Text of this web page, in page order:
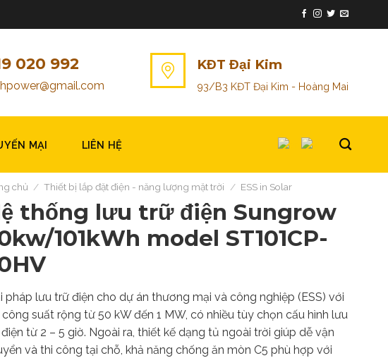
020 992 KĐT Đại Kim
93/B3 KĐT Đại Kim - Hoàng Mai
MẠI LIÊN HỆ
chủ / Thiết bị lắp đặt điện - năng lượng mặt trời / ESS in Solar
thống lưu trữ điện Sungrow
101kWh model ST101CP-
pháp lưu trữ điện cho dự án thương mại và công nghiệp (ESS) với
công suất rộng từ 50 kW đến 1 MW, có nhiều tùy chọn cấu hình lưu
từ 2 – 5 giờ. Ngoài ra, thiết kế dạng tủ ngoài trời giúp dễ vận
và thi công tại chỗ, khả năng chống ăn mòn C5 phù hợp với